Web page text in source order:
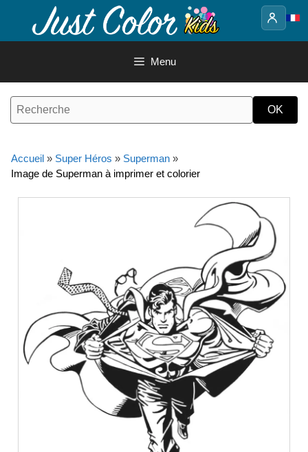
contenu
Menu
Accueil » Super Héros » Superman »
Image de Superman à imprimer et colorier